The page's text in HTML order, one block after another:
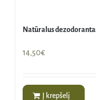
Natūralus
14,50€
Į krepšelį